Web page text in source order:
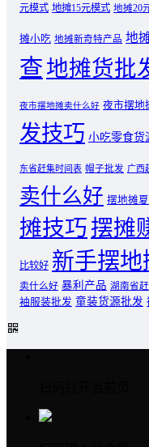
元模式 地摊15元模式 地摊20
摊小吃 地摊新奇特产品 地
查地摊货批
夜市摆地摊卖什么好 夜市摆地
发技巧 小吃零食货
东省赶集时间表 帽子批发 广西
卖什么好 摆地摊
摊技巧摆摊
比较好 新手摆地
卖什么好 暴利产品 湖南省
袖服装批发 童装货源批发